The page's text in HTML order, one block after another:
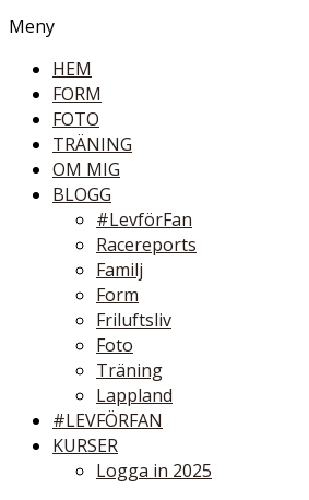
Meny
HEM
FORM
FOTO
TRÄNING
OM MIG
BLOGG
#LevförFan
Racereports
Familj
Form
Friluftsliv
Foto
Träning
Lappland
#LEVFÖRFAN
KURSER
Logga in 2025